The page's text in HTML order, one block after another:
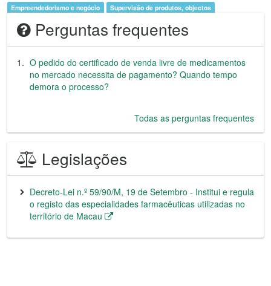
Empreendedorismo e negócio Supervisão de produtos, objectos
Perguntas frequentes
O pedido do certificado de venda livre de medicamentos
no mercado necessita de pagamento? Quando tempo
demora o processo?
Todas as perguntas frequentes
Legislações
Decreto-Lei n.º 59/90/M, 19 de Setembro - Institui e regula
o registo das especialidades farmacêuticas utilizadas no
território de Macau